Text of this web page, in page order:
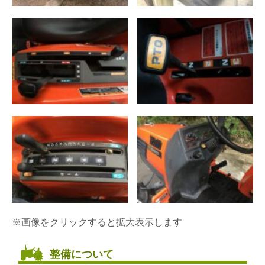
※画像をクリックすると拡大表示します
整備について